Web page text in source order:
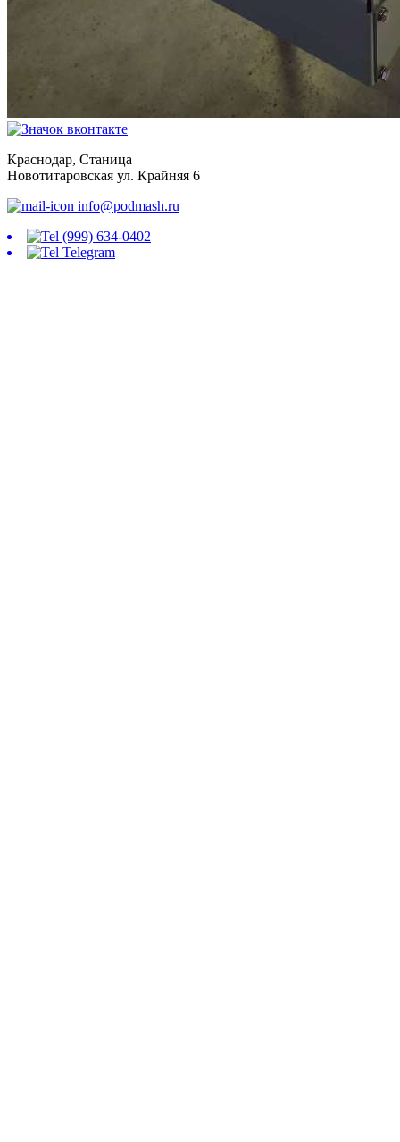
Краснодар, Станица
Новотитаровская ул. Крайняя 6
info@podmash.ru
(999) 634-0402
Telegram